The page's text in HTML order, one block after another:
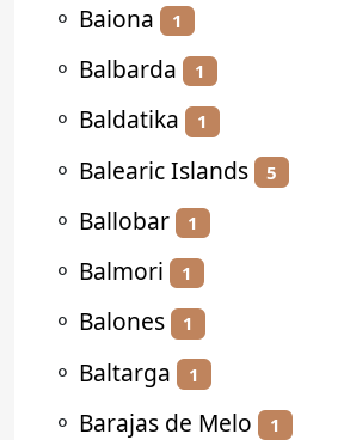
⚬ Baiona 1
⚬ Balbarda 1
⚬ Baldatika 1
⚬ Balearic Islands 5
⚬ Ballobar 1
⚬ Balmori 1
⚬ Balones 1
⚬ Baltarga 1
⚬ Barajas de Melo 1